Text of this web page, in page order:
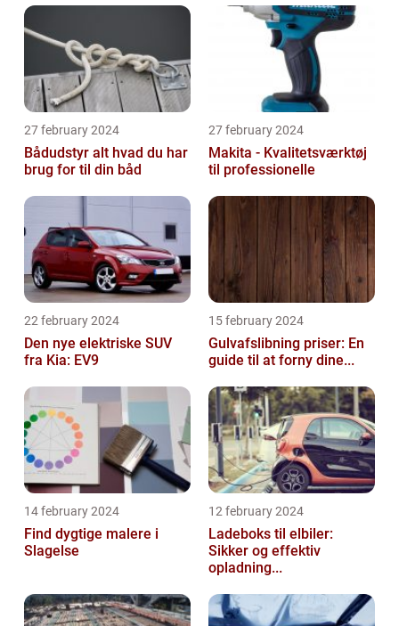
27 february 2024
Bådudstyr alt hvad du har
brug for til din båd
27 february 2024
Makita - Kvalitetsværktøj
til professionelle
22 february 2024
Den nye elektriske SUV
fra Kia: EV9
15 february 2024
Gulvafslibning priser: En
guide til at forny dine...
14 february 2024
Find dygtige malere i
Slagelse
12 february 2024
Ladeboks til elbiler:
Sikker og effektiv
opladning...